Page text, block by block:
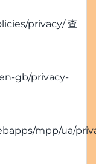
privacy/ 查
gb/privacy-
mpp/ua/